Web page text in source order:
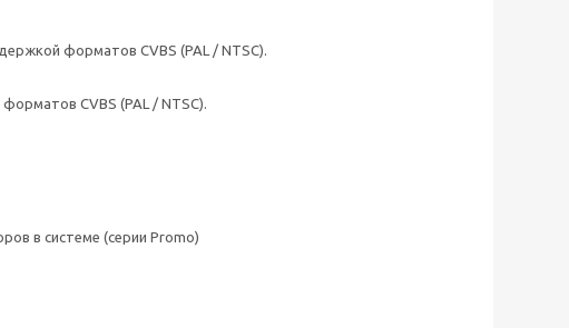
форматов CVBS (PAL / NTSC).
CVBS (PAL / NTSC).
в системе (серии Promo)